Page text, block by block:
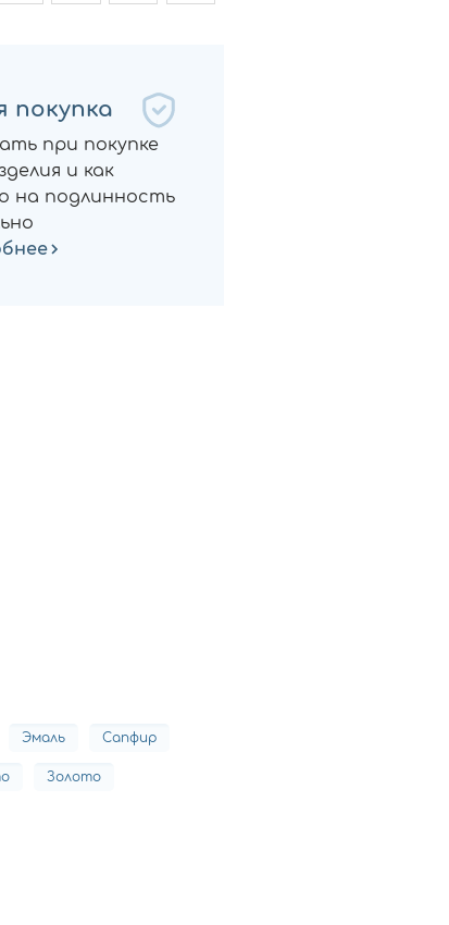
покупка
при покупке
и как
на подлинность
Эмаль Сапфир
Золото